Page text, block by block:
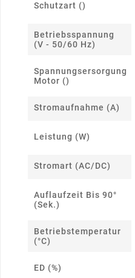
Schutzart ()
Betriebsspannung
(V - 50/60 Hz)
Spannungsersorgung
Motor ()
Stromaufnahme (A)
Leistung (W)
Stromart (AC/DC)
Auflaufzeit Bis 90°
(Sek.)
Betriebstemperatur
(°C)
ED (%)